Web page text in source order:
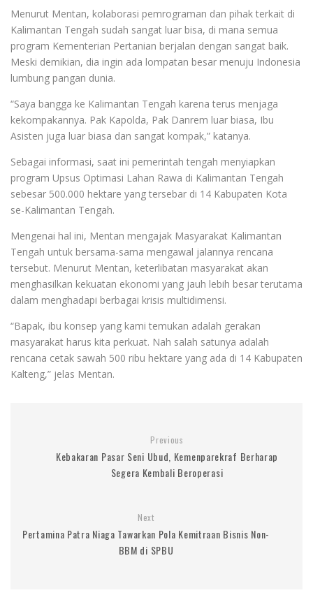
Menurut Mentan, kolaborasi pemrograman dan pihak terkait di
Kalimantan Tengah sudah sangat luar bisa, di mana semua
program Kementerian Pertanian berjalan dengan sangat baik.
Meski demikian, dia ingin ada lompatan besar menuju Indonesia
lumbung pangan dunia.
“Saya bangga ke Kalimantan Tengah karena terus menjaga
kekompakannya. Pak Kapolda, Pak Danrem luar biasa, Ibu
Asisten juga luar biasa dan sangat kompak,” katanya.
Sebagai informasi, saat ini pemerintah tengah menyiapkan
program Upsus Optimasi Lahan Rawa di Kalimantan Tengah
sebesar 500.000 hektare yang tersebar di 14 Kabupaten Kota
se-Kalimantan Tengah.
Mengenai hal ini, Mentan mengajak Masyarakat Kalimantan
Tengah untuk bersama-sama mengawal jalannya rencana
tersebut. Menurut Mentan, keterlibatan masyarakat akan
menghasilkan kekuatan ekonomi yang jauh lebih besar terutama
dalam menghadapi berbagai krisis multidimensi.
“Bapak, ibu konsep yang kami temukan adalah gerakan
masyarakat harus kita perkuat. Nah salah satunya adalah
rencana cetak sawah 500 ribu hektare yang ada di 14 Kabupaten
Kalteng,” jelas Mentan.
Previous
Kebakaran Pasar Seni Ubud, Kemenparekraf Berharap
Segera Kembali Beroperasi
Next
Pertamina Patra Niaga Tawarkan Pola Kemitraan Bisnis Non-
BBM di SPBU